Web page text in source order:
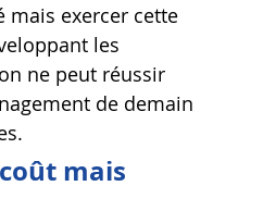
mais exercer cette
les
ne peut réussir
de demain
mais